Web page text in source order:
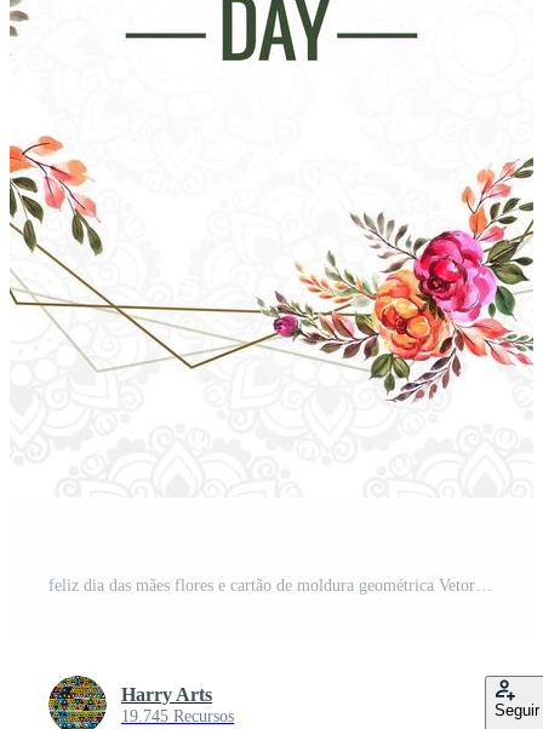
feliz dia das mães flores e cartão de moldura geométrica Vetor Grátis
Harry Arts
19.745 Recursos Seguir